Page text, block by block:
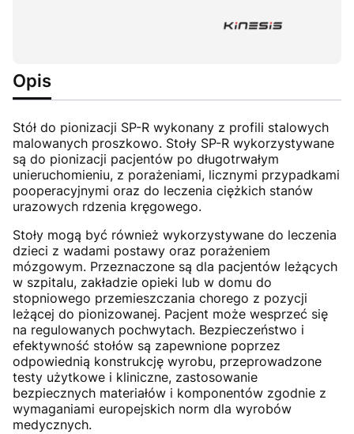
Opis
Stół do pionizacji SP-R wykonany z profili stalowych
malowanych proszkowo. Stoły SP-R wykorzystywane
są do pionizacji pacjentów po długotrwałym
unieruchomieniu, z porażeniami, licznymi przypadkami
pooperacyjnymi oraz do leczenia ciężkich stanów
urazowych rdzenia kręgowego.
Stoły mogą być również wykorzystywane do leczenia
dzieci z wadami postawy oraz porażeniem
mózgowym. Przeznaczone są dla pacjentów leżących
w szpitalu, zakładzie opieki lub w domu do
stopniowego przemieszczania chorego z pozycji
leżącej do pionizowanej. Pacjent może wesprzeć się
na regulowanych pochwytach. Bezpieczeństwo i
efektywność stołów są zapewnione poprzez
odpowiednią konstrukcję wyrobu, przeprowadzone
testy użytkowe i kliniczne, zastosowanie
bezpiecznych materiałów i komponentów zgodnie z
wymaganiami europejskich norm dla wyrobów
medycznych.